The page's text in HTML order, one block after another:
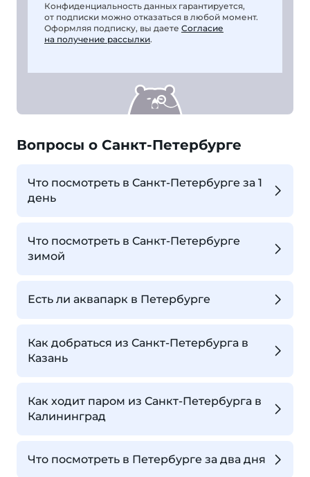
Конфиденциальность данных гарантируется,
от подписки можно отказаться в любой момент.
Оформляя подписку, вы даете Согласие
на получение рассылки.
Вопросы о Санкт-Петербурге
Что посмотреть в Санкт-Петербурге за 1
день
Что посмотреть в Санкт-Петербурге
зимой
Есть ли аквапарк в Петербурге
Как добраться из Санкт-Петербурга в
Казань
Как ходит паром из Санкт-Петербурга в
Калининград
Что посмотреть в Петербурге за два дня